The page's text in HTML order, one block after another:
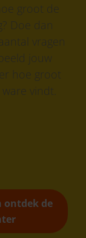
groot de
Doe dan
vragen
jouw
hoe groot
vindt.
ontdek de